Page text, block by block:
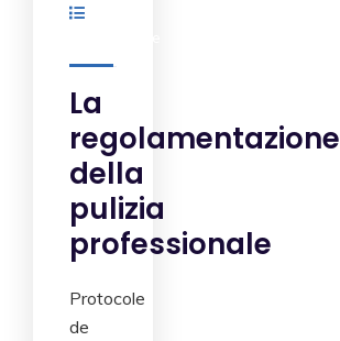
La
regolamentazione
della
pulizia
professionale
Protocole
de